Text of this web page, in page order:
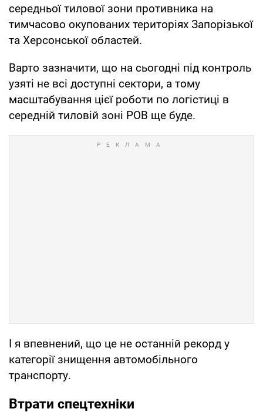
середньої тилової зони противника на
тимчасово окупованих територіях Запорізької
та Херсонської областей.
Варто зазначити, що на сьогодні під контроль
узяті не всі доступні сектори, а тому
масштабування цієї роботи по логістиці в
середній тиловій зоні РОВ ще буде.
І я впевнений, що це не останній рекорд у
категорії знищення автомобільного
транспорту.
Втрати спецтехніки